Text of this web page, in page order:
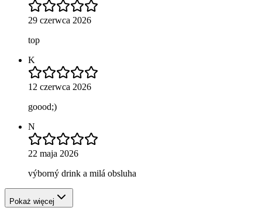
29 czerwca 2026
top
K
12 czerwca 2026
goood;)
N
22 maja 2026
výborný drink a milá obsluha
Pokaż więcej